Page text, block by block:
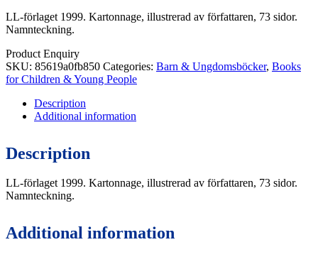
LL-förlaget 1999. Kartonnage, illustrerad av författaren, 73 sidor.
Namnteckning.
Product Enquiry
SKU: 85619a0fb850 Categories: Barn & Ungdomsböcker, Books
for Children & Young People
Description
Additional information
Description
LL-förlaget 1999. Kartonnage, illustrerad av författaren, 73 sidor.
Namnteckning.
Additional information